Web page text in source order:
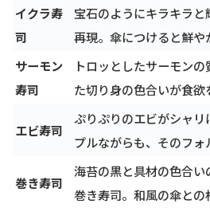
イクラ寿
司
宝石のようにキラキラ
再現。傘につけると鮮や
サーモン
寿司
トロッとしたサーモン
た切り身の色合いが食欲
エビ寿司
ぷりぷりのエビがシャ
プルながらも、そのフォ
巻き寿司
海苔の黒と具材の色合
巻き寿司。和風の傘との